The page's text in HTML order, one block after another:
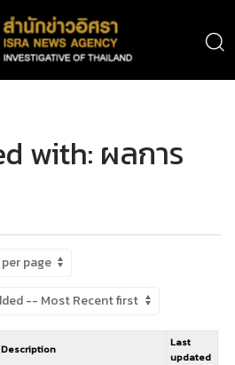
with: ผลการ
Description
Last
updated